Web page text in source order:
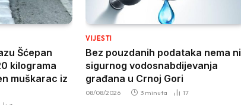
Šćepan
kilograma
muškarac iz
VIJESTI
Bez pouzdanih podataka nema ni
sigurnog vodosnabdijevanja
građana u Crnoj Gori
08/08/2026 3 minuta 17